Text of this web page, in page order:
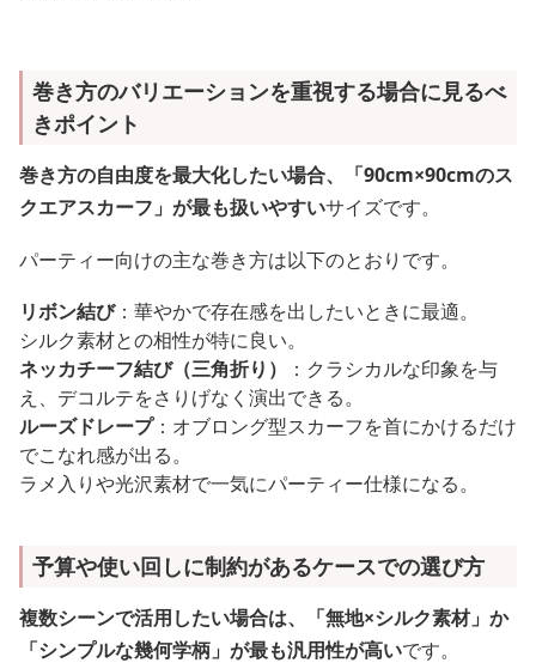
巻き方のバリエーションを重視する場合に見るべ
きポイント
巻き方の自由度を最大化したい場合、「90cm×90cmのス
クエアスカーフ」が最も扱いやすいサイズです。
パーティー向けの主な巻き方は以下のとおりです。
リボン結び：華やかで存在感を出したいときに最適。
シルク素材との相性が特に良い。
ネッカチーフ結び（三角折り）
：クラシカルな印象を与
え、デコルテをさりげなく演出できる。
ルーズドレープ：オブロング型スカーフを首にかけるだけ
でこなれ感が出る。
ラメ入りや光沢素材で一気にパーティー仕様になる。
予算や使い回しに制約があるケースでの選び方
複数シーンで活用したい場合は、「無地×シルク素材」か
「シンプルな幾何学柄」が最も汎用性が高いです。